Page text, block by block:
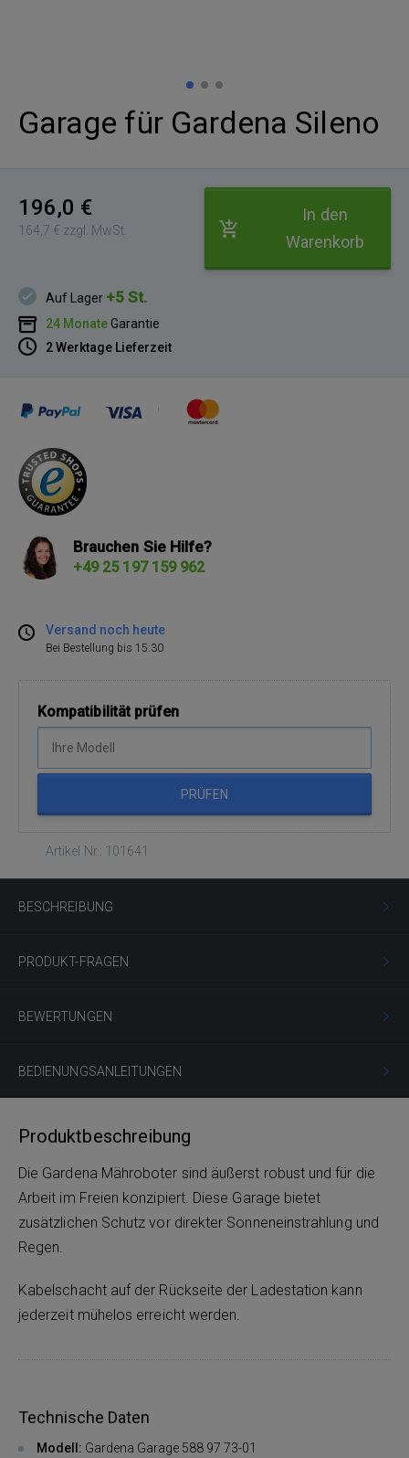
Garage für Gardena Sileno
196,0 €
164,7 € zzgl. MwSt.
In den
Warenkorb
Auf Lager +5 St.
24 MonateGarantie
2 Werktage Lieferzeit
Brauchen Sie Hilfe?
+49 25 197 159 962
Versand noch heute
Bei Bestellung bis 15:30
Kompatibilität prüfen
PRÜFEN
Artikel Nr.: 101641
BESCHREIBUNG
PRODUKT-FRAGEN
BEWERTUNGEN
BEDIENUNGSANLEITUNGEN
Produktbeschreibung
Die Gardena Mähroboter sind äußerst robust und für die
Arbeit im Freien konzipiert. Diese Garage bietet
zusätzlichen Schutz vor direkter Sonneneinstrahlung und
Regen.
Kabelschacht auf der Rückseite der Ladestation kann
jederzeit mühelos erreicht werden.
Technische Daten
Modell: Gardena Garage 588 97 73-01